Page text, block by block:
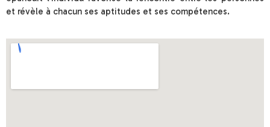
et révèle à chacun ses aptitudes et ses compétences.